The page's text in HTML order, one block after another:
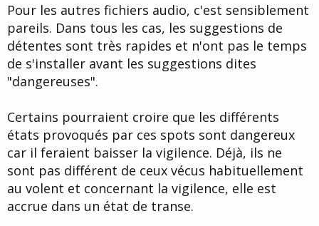
Pour les autres fichiers audio, c'est sensiblement
pareils. Dans tous les cas, les suggestions de
détentes sont très rapides et n'ont pas le temps
de s'installer avant les suggestions dites
"dangereuses".
Certains pourraient croire que les différents
états provoqués par ces spots sont dangereux
car il feraient baisser la vigilence. Déjà, ils ne
sont pas différent de ceux vécus habituellement
au volent et concernant la vigilence, elle est
accrue dans un état de transe.